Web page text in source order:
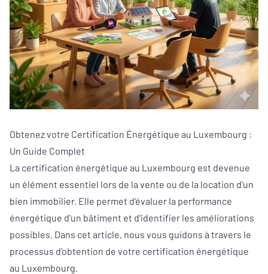
Obtenez votre Certification Énergétique au Luxembourg :
Un Guide Complet
La certification énergétique au Luxembourg est devenue
un élément essentiel lors de la vente ou de la location d'un
bien immobilier. Elle permet d'évaluer la performance
énergétique d'un bâtiment et d'identifier les améliorations
possibles. Dans cet article, nous vous guidons à travers le
processus d'obtention de votre certification énergétique
au Luxembourg.